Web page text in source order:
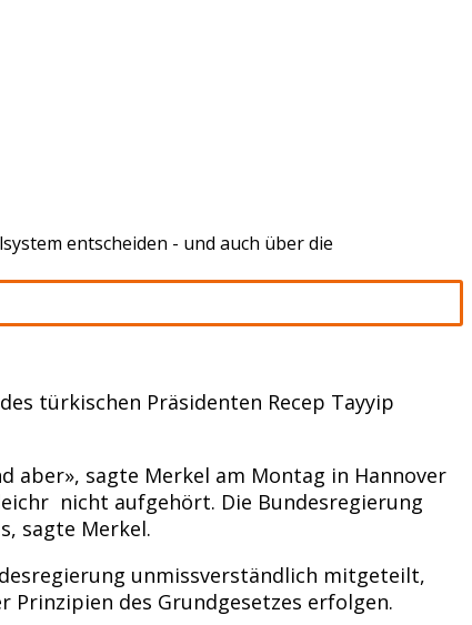
entscheiden - und auch über die
türkischen Präsidenten Recep Tayyip
aber», sagte Merkel am Montag in Hannover
nicht aufgehört. Die Bundesregierung
sagte Merkel.
unmissverständlich mitgeteilt,
des Grundgesetzes erfolgen.